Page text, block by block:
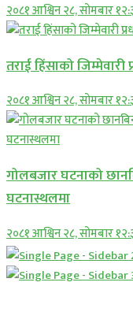
२०८१ आश्विन २८, सोमबार
तराई हिंसाको जिम्मेवारी
२०८१ आश्विन २८, सोमबार
गोलबजार घटनाको
घटनास्थलमा
२०८१ आश्विन २८, सोमबार